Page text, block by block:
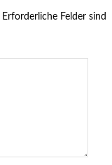
Erforderliche Felder sind